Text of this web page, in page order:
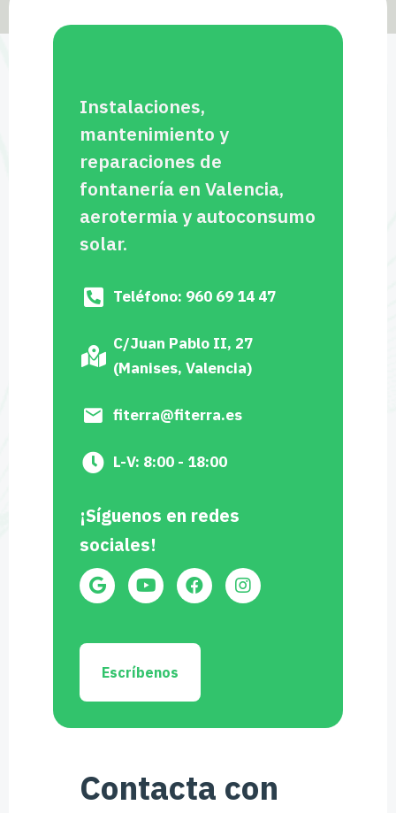
Instalaciones,
mantenimiento y
reparaciones de
fontanería en Valencia,
aerotermia y autoconsumo
solar.
Teléfono: 960 69 14 47
C/Juan Pablo II, 27
(Manises, Valencia)
fiterra@fiterra.es
L-V: 8:00 - 18:00
¡Síguenos en redes
sociales!
Escríbenos
Contacta con